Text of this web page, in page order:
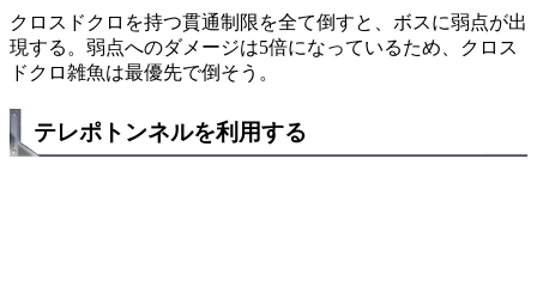
クロスドクロを持つ貫通制限を全て倒すと、ボスに弱点が出
現する。弱点へのダメージは5倍になっているため、クロス
ドクロ雑魚は最優先で倒そう。
テレポトンネルを利用する